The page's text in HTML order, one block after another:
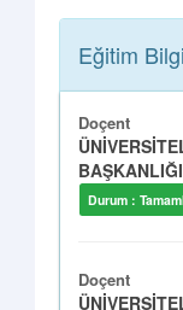
Eğitim
Doçent
BAŞKANLIĞI
Durum :
Doçent